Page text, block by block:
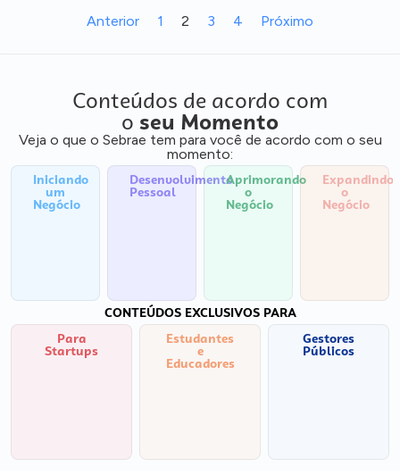
Anterior 1 2 3 4 Próximo
Conteúdos de acordo com
o seu Momento
Veja o que o Sebrae tem para você de acordo com o seu
momento:
Iniciando
um
Negócio
Desenvolvimento
Pessoal
Aprimorando
o
Negócio
Expandindo
o
Negócio
CONTEÚDOS EXCLUSIVOS PARA
Para
Startups
Estudantes
e
Educadores
Gestores
Públicos